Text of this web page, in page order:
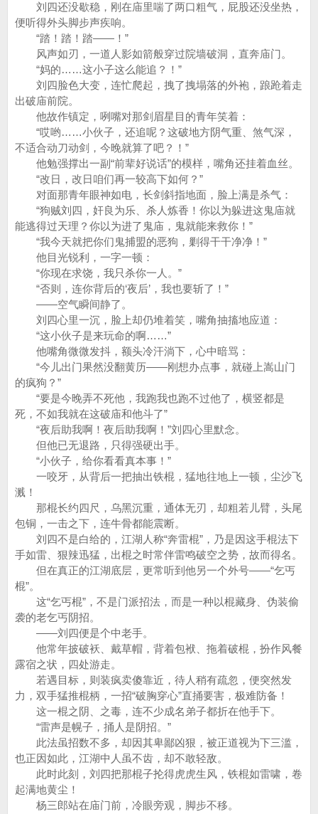
刘四还没歇稳，刚在庙里喘了两口粗气，屁股还没坐热，
便听得外头脚步声疾响。
“踏！踏！踏——！”
风声如刃，一道人影如箭般穿过院墙破洞，直奔庙门。
“妈的……这小子这么能追？！”
刘四脸色大变，连忙爬起，拽了拽塌落的外袍，踉跄着走
出破庙前院。
他故作镇定，咧嘴对那剑眉星目的青年笑着：
“哎哟……小伙子，还追呢？这破地方阴气重、煞气深，
不适合动刀动剑，今晚就算了吧？！”
他勉强撑出一副“前辈好说话”的模样，嘴角还挂着血丝。
“改日，改日咱们再一较高下如何？”
对面那青年眼神如电，长剑斜指地面，脸上满是杀气：
“狗贼刘四，奸良为乐、杀人炼香！你以为躲进这鬼庙就
能逃得过天理？你以为进了鬼庙，鬼就能来救你！”
“我今天就把你们鬼捕盟的恶狗，剿得干干净净！”
他目光锐利，一字一顿：
“你现在求饶，我只杀你一人。”
“否则，连你背后的‘夜后’，我也要斩了！”
——空气瞬间静了。
刘四心里一沉，脸上却仍堆着笑，嘴角抽搐地应道：
“这小伙子是来玩命的啊……”
他嘴角微微发抖，额头冷汗淌下，心中暗骂：
“今儿出门果然没翻黄历——刚想办点事，就碰上嵩山门
的疯狗？”
“要是今晚弄不死他，我跑我也跑不过他了，横竖都是
死，不如我就在这破庙和他斗了”
“夜后助我啊！夜后助我啊！”刘四心里默念。
但他已无退路，只得强硬出手。
“小伙子，给你看看真本事！”
一咬牙，从背后一把抽出铁棍，猛地往地上一顿，尘沙飞
溅！
那棍长约四尺，乌黑沉重，通体无刃，却粗若儿臂，头尾
包铜，一击之下，连牛骨都能震断。
刘四不是白给的，江湖人称“奔雷棍”，乃是因这手棍法下
手如雷、狠辣迅猛，出棍之时常伴雷鸣破空之势，故而得名。
但在真正的江湖底层，更常听到他另一个外号——“乞丐
棍”。
这“乞丐棍”，不是门派招法，而是一种以棍藏身、伪装偷
袭的老乞丐阴招。
——刘四便是个中老手。
他常年披破袄、戴草帽，背着包袱、拖着破棍，扮作风餐
露宿之状，四处游走。
若遇目标，则装疯卖傻靠近，待人稍有疏忽，便突然发
力，双手猛推棍柄，一招“破胸穿心”直捅要害，极难防备！
这一棍之阴、之毒，连不少成名弟子都折在他手下。
“雷声是幌子，捅人是阴招。”
此法虽招数不多，却因其卑鄙凶狠，被正道视为下三滥，
也正因如此，江湖中人虽不齿，却不敢轻敌。
此时此刻，刘四把那棍子抡得虎虎生风，铁棍如雷啸，卷
起满地黄尘！
杨三郎站在庙门前，冷眼旁观，脚步不移。